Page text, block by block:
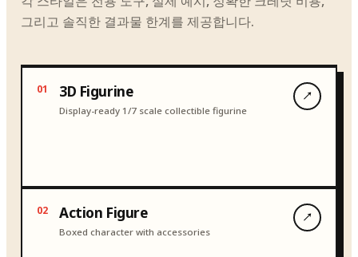
그리고 솔직한 결과물 한계를 제공합니다.
예시
01 3D Figurine
Display-ready 1/7 scale collectible figurine
↗
예시
02 Action Figure
Boxed character with accessories
↗